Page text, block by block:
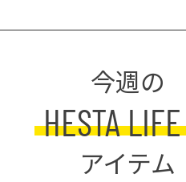
今週の
HESTA LIFE
アイテム